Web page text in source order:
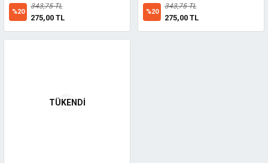
%20
343,75 TL
275,00 TL
%20
343,75 TL
275,00 TL
TÜKENDİ